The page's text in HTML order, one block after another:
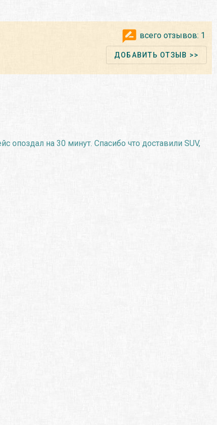
всего отзывов: 1
ДОБАВИТЬ ОТЗЫВ >>
опоздал на 30 минут. Спасибо что доставили SUV,